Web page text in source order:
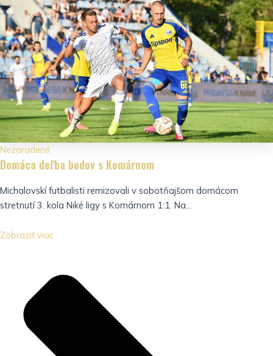
Nezaradené
Domáca deľba bodov s Komárnom
Michalovskí futbalisti remizovali v sobotňajšom domácom
stretnutí 3. kola Niké ligy s Komárnom 1:1. Na...
Zobraziť viac